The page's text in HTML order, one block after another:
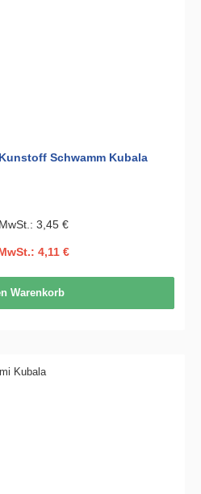
Schwamm Kubala
3,45 €
4,11 €
Warenkorb